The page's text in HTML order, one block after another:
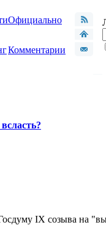
Официально
Комментарии
IX созыва на